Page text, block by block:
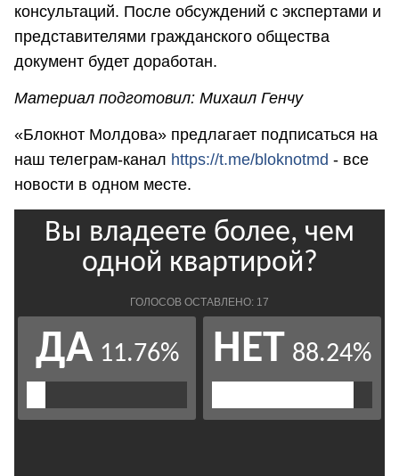
консультаций. После обсуждений с экспертами и
представителями гражданского общества
документ будет доработан.
Материал подготовил: Михаил Генчу
«Блокнот Молдова» предлагает подписаться на
наш телеграм-канал https://t.me/bloknotmd - все
новости в одном месте.